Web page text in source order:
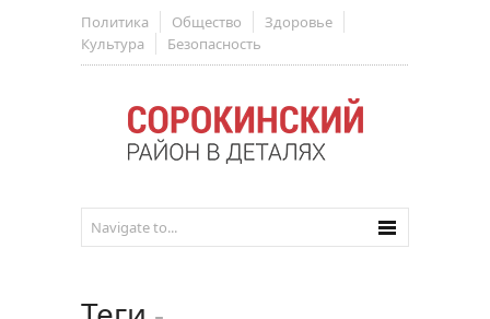
Политика Общество
Здоровье
Культура
Безопасность